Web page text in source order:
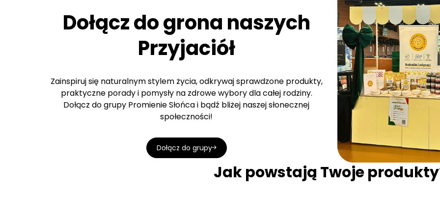
Dołącz do grona naszych
Przyjaciół
Zainspiruj się naturalnym stylem życia, odkrywaj sprawdzone produkty,
praktyczne porady i pomysły na zdrowe wybory dla całej rodziny.
Dołącz do grupy Promienie Słońca i bądź bliżej naszej słonecznej
społeczności!
Dołącz do grupy
Jak powstają Twoje